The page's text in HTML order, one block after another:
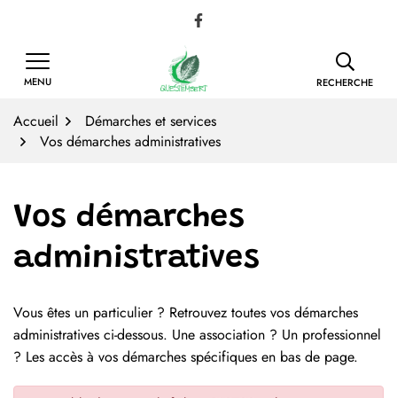
contenu
Lien vers le compte Facebook
MENU RECHERCHE
Accueil
Démarches et services
Vos démarches administratives
Vos démarches
administratives
Liste des démarches
Vous êtes un particulier ? Retrouvez toutes vos démarches
administratives ci-dessous. Une association ? Un professionnel
? Les accès à vos démarches spécifiques en bas de page.